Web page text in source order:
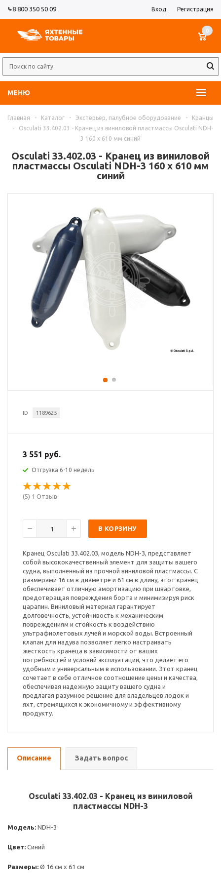
8 800 350 50 09 Вход Регистрация
МЕНЮ
0
Главная - Каталог - Экстерьер, палубное оборудование -
Кранцы
-
Osculati 33.402.03 - Кранец из виниловой пластмассы Osculati NDH-
3 160 x 610 мм синий
Osculati 33.402.03 - Кранец из виниловой
пластмассы Osculati NDH-3 160 x 610 мм
синий
ID 1189625
3 551 руб.
Отгрузка 6-10 недель
(5) 1 Отзыв
В КОРЗИНУ
Кранец Osculati 33.402.03, модель NDH-3, представляет
собой высококачественный элемент для защиты вашего
судна, выполненный из прочной виниловой пластмассы. С
размерами 16 см в диаметре и 61 см в длину, этот кранец
обеспечивает отличную амортизацию при швартовке,
предотвращая повреждения борта и минимизируя риск
царапин. Виниловый материал гарантирует
долговечность, устойчивость к механическим
повреждениям и стойкость к воздействию
ультрафиолетовых лучей и морской воды. Встроенный
клапан для надува позволяет легко настраивать
жесткость кранеца в зависимости от ваших
потребностей и условий эксплуатации, что делает его
удобным и универсальным в использовании. Этот кранец
сочетает в себе отличное соотношение цены и качества,
обеспечивая надежную защиту вашего судна и
предлагая разумное решение для владельцев лодок и
яхт, стремящихся к экономичному и эффективному
продукту.
Описание Задать вопрос
Osculati 33.402.03 - Кранец из виниловой
пластмассы NDH-3
Модель: NDH-3
Цвет: Синий
Размеры: Ø 16 см x 61 см